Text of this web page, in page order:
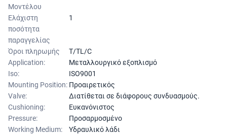
Μοντέλου
Ελάχιστη
ποσότητα
παραγγελίας
1
Όροι πληρωμής
T/TL/C
Application:
Μεταλλουργικό εξοπλισμό
Iso:
ISO9001
Mounting Position: Προαιρετικός
Valve:
Διατίθεται σε διάφορους συνδυασμούς.
Cushioning:
Ευκανόνιστος
Pressure:
Προσαρμοσμένο
Working Medium:
Υδραυλικό λάδι